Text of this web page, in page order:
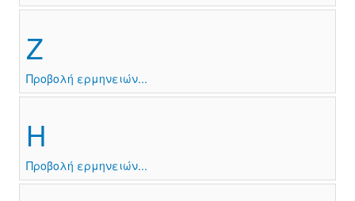
Ζ
Προβολή ερμηνειών...
Η
Προβολή ερμηνειών...